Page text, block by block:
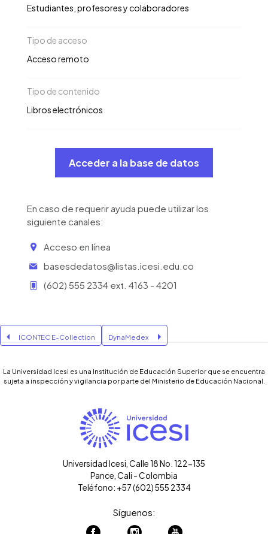
Estudiantes, profesores y colaboradores
Tipo de acceso
Acceso remoto
Tipo de contenido
Libros electrónicos
Acceder a la base de datos
En caso de requerir ayuda puede utilizar los
siguiente canales:
Acceso en línea
basesdedatos@listas.icesi.edu.co
(602) 555 2334 ext. 4163 - 4201
DynaMedex
ICONTEC E-Collection
La Universidad Icesi es una Institución de Educación Superior que se encuentra
sujeta a inspección y vigilancia por parte del Ministerio de Educación Nacional.
Universidad Icesi, Calle 18 No. 122-135
Pance, Cali - Colombia
Teléfono: +57 (602) 555 2334
Síguenos: